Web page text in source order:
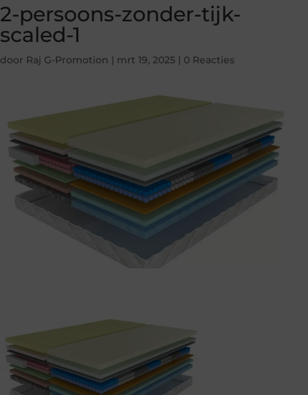
2-persoons-zonder-tijk-
scaled-1
door Raj G-Promotion | mrt 19, 2025 | 0 Reacties